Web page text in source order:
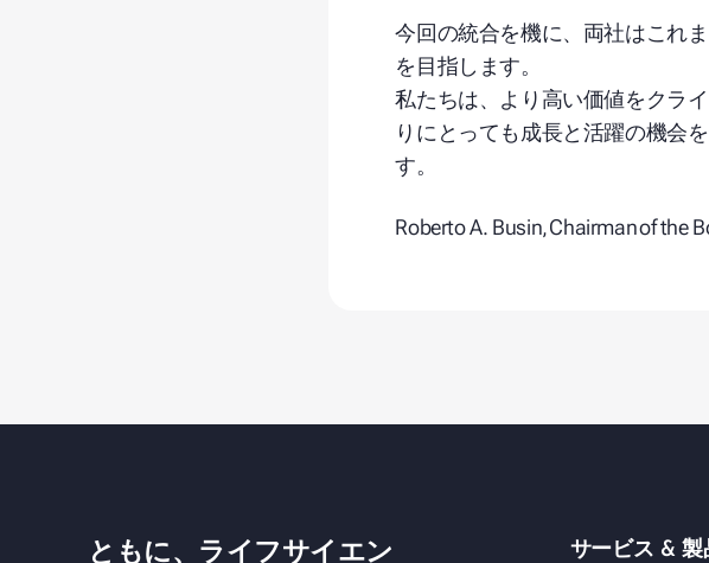
今回の統合を機に、両社はこれ
を目指します。
私たちは、より高い価値をクラ
りにとっても成長と活躍の機会
す。
Roberto A. Busin,Chairmanof the
ともに、ライフサイエン サービス & 製